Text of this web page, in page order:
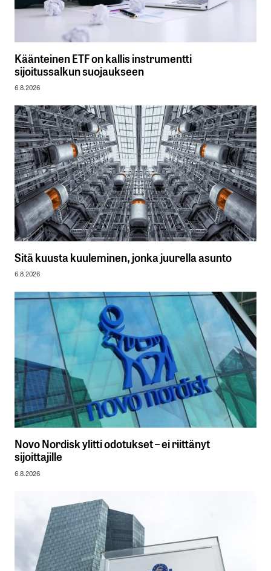
Käänteinen ETF on kallis instrumentti
sijoitussalkun suojaukseen
6.8.2026
Sitä kuusta kuuleminen, jonka juurella asunto
6.8.2026
Novo Nordisk ylitti odotukset – ei riittänyt
sijoittajille
6.8.2026